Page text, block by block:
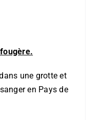
une grotte et
en Pays de